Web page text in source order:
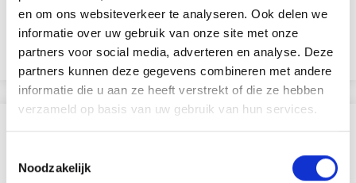
en om ons websiteverkeer te analyseren. Ook delen we
informatie over uw gebruik van onze site met onze
partners voor social media, adverteren en analyse. Deze
partners kunnen deze gegevens combineren met andere
informatie die u aan ze heeft verstrekt of die ze hebben
verzameld op basis van uw gebruik van hun services.
Noodzakelijk
14% Lin
EUR 4.55
Voir toutes les options
EUR 2.45
Voir toutes les options
SIMILAIRE À CECI
29% de réduction